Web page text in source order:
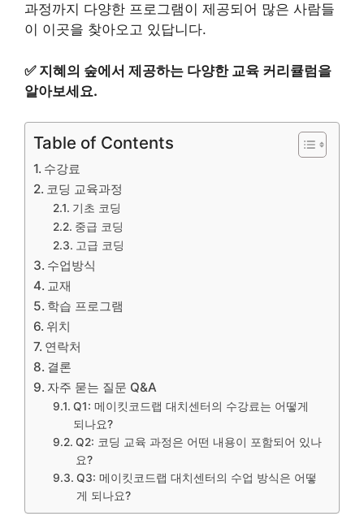
과정까지 다양한 프로그램이 제공되어 많은 사람들
이 이곳을 찾아오고 있답니다.
✅ 지혜의 숲에서 제공하는 다양한 교육 커리큘럼을
알아보세요.
Table of Contents
수강료
코딩 교육과정
기초 코딩
중급 코딩
고급 코딩
수업방식
교재
학습 프로그램
위치
연락처
결론
자주 묻는 질문 Q&A
Q1: 메이킷코드랩 대치센터의 수강료는 어떻게
되나요?
Q2: 코딩 교육 과정은 어떤 내용이 포함되어 있나
요?
Q3: 메이킷코드랩 대치센터의 수업 방식은 어떻
게 되나요?